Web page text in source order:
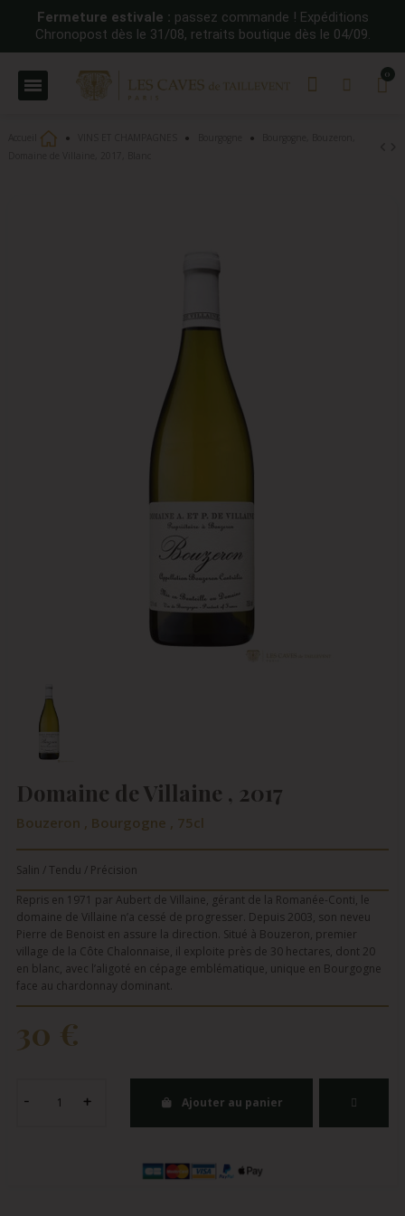
Fermeture estivale : passez commande ! Expéditions
Chronopost dès le 31/08, retraits boutique dès le 04/09.
Domaine de Villaine , 2017
Bouzeron , Bourgogne , 75cl
Salin / Tendu / Précision
Repris en 1971 par Aubert de Villaine, gérant de la Romanée-Conti, le
domaine de Villaine n’a cessé de progresser. Depuis 2003, son neveu
Pierre de Benoist en assure la direction. Situé à Bouzeron, premier
village de la Côte Chalonnaise, il exploite près de 30 hectares, dont 20
en blanc, avec l’aligoté en cépage emblématique, unique en Bourgogne
face au chardonnay dominant.
30 €
Ajouter au panier